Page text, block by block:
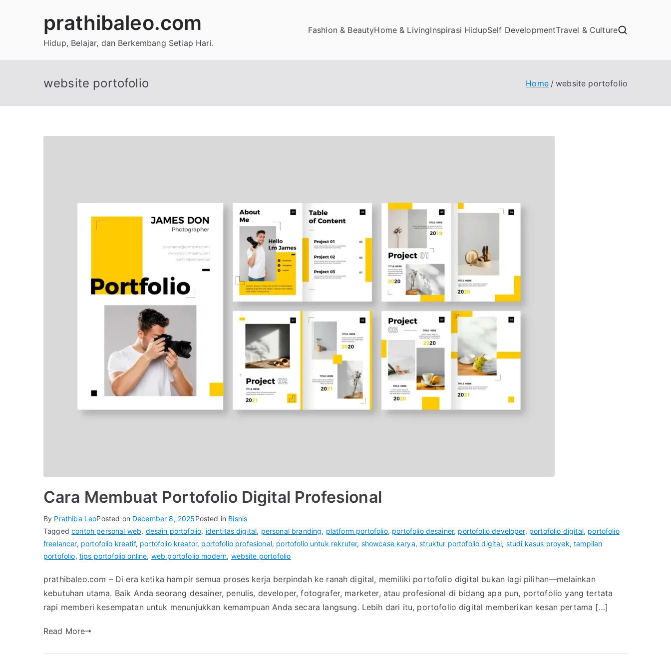
prathibaleo.com
Hidup, Belajar, dan Berkembang Setiap Hari.
Fashion & BeautyHome & LivingInspirasi HidupSelf DevelopmentTravel & Culture
website portofolio Home website portofolio
Cara Membuat Portofolio Digital Profesional
By Prathiba LeoPosted on December 8, 2025Posted in Bisnis
Taggedcontoh personal web, desain portofolio, identitas digital, personal branding, platform portofolio, portofolio desainer, portofolio developer, portofolio digital, portofolio
freelancer, portofolio kreatif, portofolio kreator, portofolio profesional, portofolio untuk rekruter, showcase karya,struktur portofolio digital, studi kasus proyek,tampilan
portofolio, tips portofolio online, web portofolio modern, website portofolio
prathibaleo.com – Di era ketika hampir semua proses kerja berpindah ke ranah digital, memiliki portofolio digital bukan lagi pilihan—melainkan
kebutuhan utama. Baik Anda seorang desainer, penulis, developer, fotografer, marketer, atau profesional di bidang apa pun, portofolio yang tertata
rapi memberi kesempatan untuk menunjukkan kemampuan Anda secara langsung. Lebih dari itu, portofolio digital memberikan kesan pertama […]
Read More